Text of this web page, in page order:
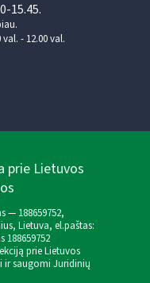
15.45.
- 12.00 val.
prie Lietuvos
— 188659752,
Lietuva, el.paštas:
188659752
prie Lietuvos
ir saugomi Juridinių